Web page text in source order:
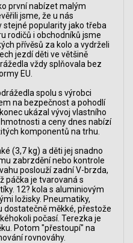
první nabízet malým
jsme, že u nás
stejné popularity jako třeba
rodičů i obchodníků jsme
přívěsů za kolo a vydrželi
jezdí děti ve většině
vždy splňovala bez
EU.
spolu s výrobci
na bezpečnost a pohodlí
ukázal vývoj vlastního
a ceny dnes nabízí
komponentů na trhu.
(3,7 kg) a děti jej snadno
zabrzdění nebo kontrole
poslouží zadní V-brzda,
páčka je tvarovaná s
12? kola s aluminiovým
ložisky. Pneumatiky,
dostatečně měkké, přestože
počasí. Terezka je
Potom "přestoupí" na
rovnováhy.